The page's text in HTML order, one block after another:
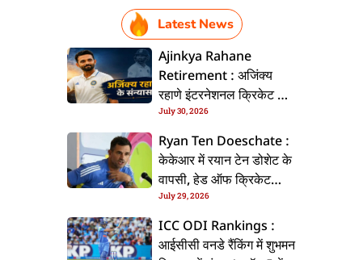
Latest News
Ajinkya Rahane
Retirement : अजिंक्य
रहाणे इंटरनेशनल क्रिकेट से
ललें संन्यास, सोशल मीडिया
पs पोस्ट कs के कइलें एलान
July 30, 2026
Ryan Ten Doeschate :
केकेआर में रयान टेन डोशेट के
वापसी, हेड ऑफ क्रिकेट
स्ट्रेटजी के जिम्मेदारी संभरिहें
July 29, 2026
ICC ODI Rankings :
आईसीसी वनडे रैंकिंग में शुभमन